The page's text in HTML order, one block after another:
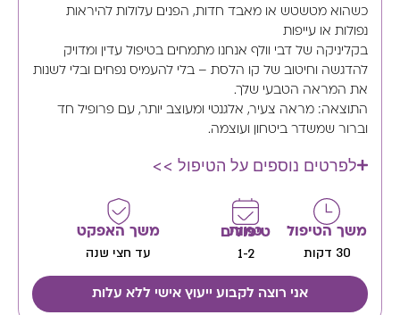
כשהוא מטשטש או מאבד חדות, הפנים עלולות להיראות
נפולות או עייפות
בקליניקה של דבי וולף אנחנו מתמחים בטיפול עדין ומדויק
להדגשה וחיטוב של קו הלסת – בלי להעמיס נפחים ובלי לשנות
את המראה הטבעי שלך.
התוצאה: מראה צעיר, אלגנטי ומעוצב יותר, עם פרופיל חד
וברור שמשדר ביטחון ועוצמה.
לפרטים נוספים על הטיפול >>
משך הטיפול
30 דקות
כמות טיפולים
1-2
משך האפקט
עד חצי שנה
אני רוצה לקבוע ייעוץ אישי ללא עלות